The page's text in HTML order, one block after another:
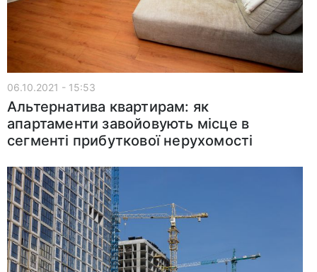
06.10.2021 - 15:53
Альтернатива квартирам: як
апартаменти завойовують місце в
сегменті прибуткової нерухомості